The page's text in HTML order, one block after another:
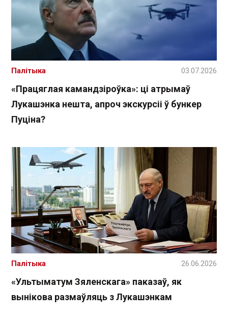
«Працяглая камандзіроўка»: ці атрымаў
Лукашэнка нешта, апроч экскурсіі ў бункер
Пуціна?
Палітыка 03.07.2026
«Ультыматум Зяленскага» паказаў, як
вынікова размаўляць з Лукашэнкам
Палітыка 26.06.2026